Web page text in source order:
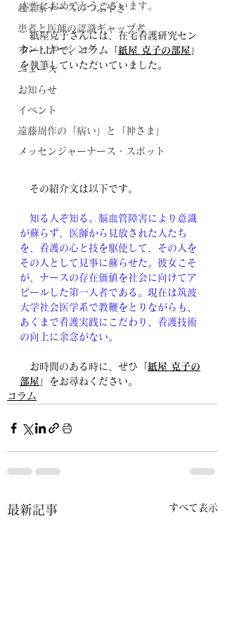
起業家ナースのつぶやき
患者と医師の認識ギャップ考
オン・ナーシング
ニュース
お知らせ
イベント
遠藤周作の「病い」と「神さま」
メッセンジャーナース・スポット
本当におめでとうございます。
紙屋克子さんには、在宅看護研究セン
ターLLPで、コラム「 紙屋 克子の部屋 」
を執筆していただいていました。
その紹介文は以下です。
知る人ぞ知る。脳血管障害により意識
が蘇らず、医師から見放された人たち
を、看護の心と技を駆使して、その人を
その人として見事に蘇らせた。彼女こそ
が、ナースの存在価値を社会に向けてア
ピールした第一人者である。現在は筑波
大学社会医学系で教鞭をとりながらも、
あくまで看護実践にこだわり、看護技術
の向上に余念がない。
お時間のある時に、ぜひ「 紙屋 克子の
部屋 」をお尋ねください。
コラム
最新記事 すべて表示